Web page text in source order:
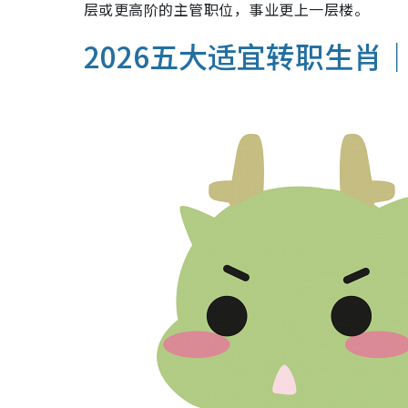
层或更高阶的主管职位，事业更上一层楼。
2026五大适宜转职生肖